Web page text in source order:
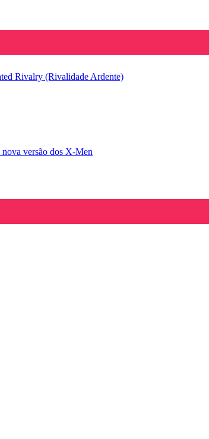
Rivalry (Rivalidade Ardente)
versão dos X-Men